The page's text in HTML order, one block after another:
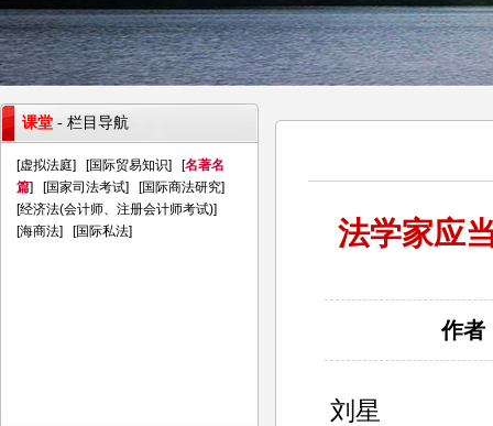
法学家应
作者
刘星
课堂 - 栏目导航
[虚拟法庭] [国际贸易知识] [名著名
篇] [国家司法考试] [国际商法研究]
[经济法(会计师、注册会计师考试)]
[海商法] [国际私法]